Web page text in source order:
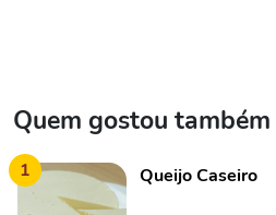
Quem gostou também
1 Queijo Caseiro